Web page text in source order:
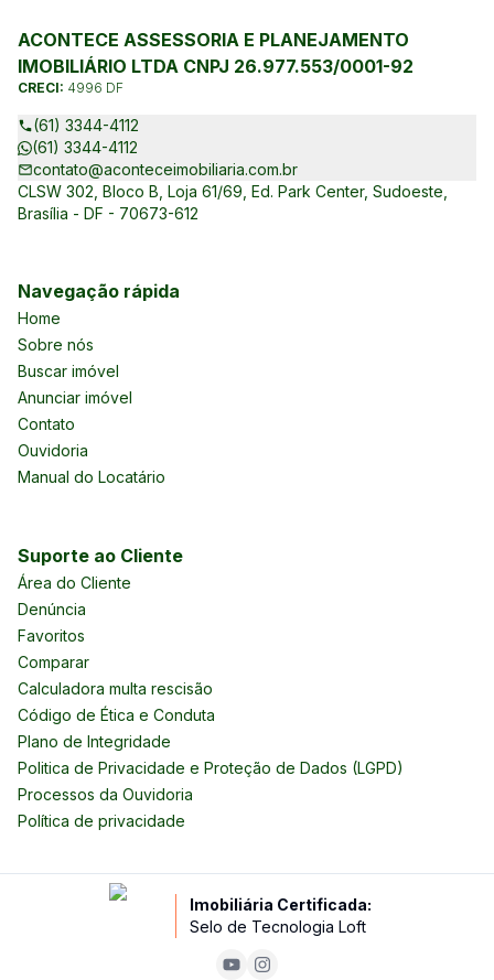
ACONTECE ASSESSORIA E PLANEJAMENTO
IMOBILIÁRIO LTDA CNPJ 26.977.553/0001-92
CRECI: 4996 DF
(61) 3344-4112
(61) 3344-4112
contato@aconteceimobiliaria.com.br
CLSW 302, Bloco B, Loja 61/69, Ed. Park Center, Sudoeste,
Brasília - DF - 70673-612
Navegação rápida
Home
Sobre nós
Buscar imóvel
Anunciar imóvel
Contato
Ouvidoria
Manual do Locatário
Suporte ao Cliente
Área do Cliente
Denúncia
Favoritos
Comparar
Calculadora multa rescisão
Código de Ética e Conduta
Plano de Integridade
Politica de Privacidade e Proteção de Dados (LGPD)
Processos da Ouvidoria
Política de privacidade
Imobiliária Certificada:
Selo de Tecnologia Loft